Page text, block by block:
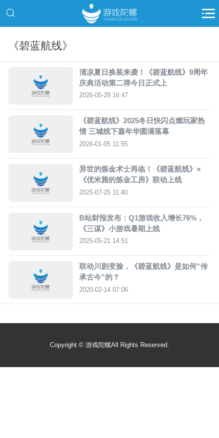
《碧蓝航线》
清凉夏日换装来袭！《碧蓝航线》9周年
庆典活动第二弹今日正式上
2026-05-28 16:47
《碧蓝航线》2025冬日快闪点燃玩家热
情 三城线下嘉年华圆满落幕
2026-01-05 11:55
异世的炼金术士再临！《碧蓝航线》×
《优米雅的炼金工房》联动上线
2025-07-25 11:40
B站财报发布：Q1游戏收入增长76%，
《三谋》小游戏暑期上线
2025-05-21 14:51
联动川剧变脸，《碧蓝航线》是如何“传
承古今”的？
2020-02-14 07:06
Copyright © 游戏陀螺All Rights Reserved.